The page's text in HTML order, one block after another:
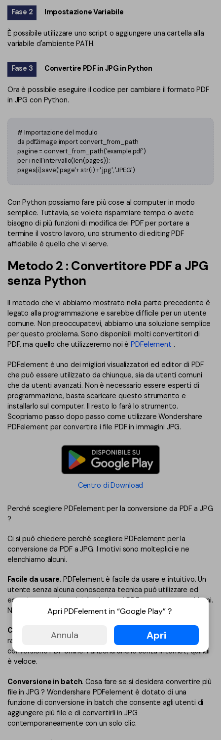
Aggiorna a PDFelement 12
Fase 2 Impostazione Variabile
È possibile utilizzare uno script o aggiungere una cartella alla
variabile d'ambiente PATH.
Fase 3 Convertire PDF in JPG in Python
Ora è possibile eseguire il codice per cambiare il formato PDF
in JPG con Python.
# Importazione del modulo
da pdf2image import convеrt_from_path
pagine = convert_from_path('example.pdf')
per i nell'intervallo(len(pages)):
pages[i].save('page'+ str(i) +'.jpg', 'JPEG')
Con Python possiamo fare più cose al computer in modo
semplice. Tuttavia, se volete risparmiare tempo o avete
bisogno di più funzioni di modifica dei PDF per portare a
termine il vostro lavoro, uno strumento di editing PDF
affidabile è quello che vi serve.
Metodo 2 : Convertitore PDF a JPG
senza Python
Il metodo che vi abbiamo mostrato nella parte precedente è
legato alla programmazione e sarebbe difficile per un utente
comune. Non preoccupatevi, abbiamo una soluzione semplice
per questo problema. Sono disponibili molti convertitori di
PDF, ma quello che utilizzeremo noi è PDFelement .
PDFelement è uno dei migliori visualizzatori ed editor di PDF
che può essere utilizzato da chiunque, sia da utenti comuni
che da utenti avanzati. Non è necessario essere esperti di
programmazione, basta scaricare questo strumento e
installarlo sul computer. Il resto lo farà lo strumento.
Scopriamo passo dopo passo come utilizzare Wondershare
PDFelement per convertire i file PDF in immagini JPG.
Centro di Download
Perché scegliere PDFelement per la conversione da PDF a JPG
?
Ci si può chiedere perché scegliere PDFelement per la
conversione da PDF a JPG. I motivi sono molteplici e ne
elenchiamo alcuni.
Facile da usare. PDFelement è facile da usare e intuitivo. Un
utente senza alcuna conoscenza tecnica può utilizzare ed
eseguire tutte le attività relative ai PDF senza avere problemi.
Non è necessario imparare Python per questi compiti.
Conversione rapida
. La velocità di conversione è molto più
rapida rispetto a molti altri strumenti e strumenti di
conversione PDF online. Funziona anche senza internet, quindi
è veloce.
Conversione in batch. Cosa fare se si desidera convertire più
file in JPG ? Wondershare PDFelement è dotato di una
funzione di conversione in batch che consente agli utenti di
aggiungere più file e di convertirli in JPG
contemporaneamente con un solo clic.
Apri PDFelement in “Google Play”？
Annula Apri